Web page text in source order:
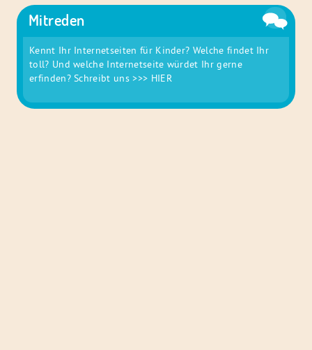
Mitreden
Kennt Ihr Internetseiten für Kinder? Welche findet Ihr
toll? Und welche Internetseite würdet Ihr gerne
erfinden? Schreibt uns>>> HIER